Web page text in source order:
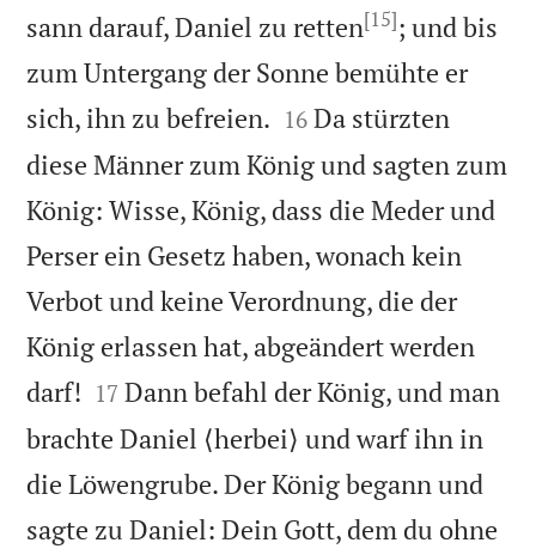
sann darauf, Daniel zu retten[15]; und bis
zum Untergang der Sonne bemühte er
sich, ihn zu befreien. 

16 Da stürzten
diese Männer zum König und sagten zum
König: Wisse, König, dass die Meder und
Perser ein Gesetz haben, wonach kein
Verbot und keine Verordnung, die der
König erlassen hat, abgeändert werden
darf! 

17 Dann befahl der König, und man
brachte Daniel ⟨herbei⟩ und warf ihn in
die Löwengrube. Der König begann und
sagte zu Daniel: Dein Gott, dem du ohne